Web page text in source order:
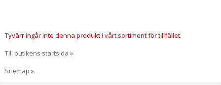
Tyvärr ingår inte denna produkt i vårt sortiment för tillfället.
Till butikens startsida »
Sitemap »